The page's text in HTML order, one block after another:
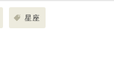
星座